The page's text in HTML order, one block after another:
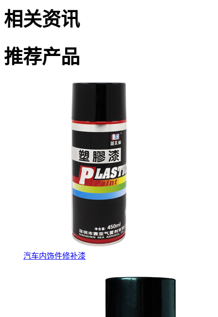
相关资讯
推荐产品
汽车内饰件修补漆